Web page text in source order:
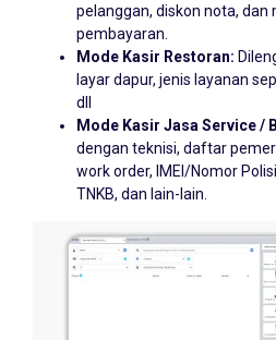
pembayaran.
Mode Kasir Restoran:
layar dapur, jenis layanan
dll
Mode Kasir Jasa Service /
dengan teknisi, daftar
work order, IMEI/Nomor
TNKB, dan lain-lain.